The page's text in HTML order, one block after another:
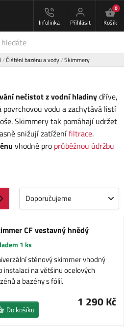
Infolinka Přihlásit
0
Košík
Čištění bazénu a vody Skimmery
nečistot z vodní hladinydříve,
povrchovou vodu a zachytává listí
Skimmery tak pomáhají udržet
snižují zatíženífiltrace.
vhodné pro průběžnou údržbu
Doporučujeme
CF vestavný hnědý
1 ks
stěnový skimmer vhodný
instalaci na většinu ocelových
a bazény s fólií.
1 290 Kč
Do košíku